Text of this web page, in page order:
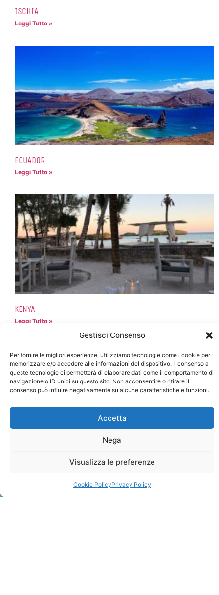
Gestisci Consenso
Per fornire le migliori esperienze, utilizziamo tecnologie come i cookie per
memorizzare e/o accedere alle informazioni del dispositivo. Il consenso a
queste tecnologie ci permetterà di elaborare dati come il comportamento di
navigazione o ID unici su questo sito. Non acconsentire o ritirare il
consenso può influire negativamente su alcune caratteristiche e funzioni.
Accetta
Nega
Visualizza le preferenze
Cookie PolicyPrivacy Policy
ISCHIA
Leggi Tutto »
ECUADOR
Leggi Tutto »
KENYA
Leggi Tutto »